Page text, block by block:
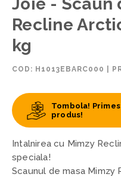
Recline
kg
COD: H1013EBARC000
Tombola!
produs!
Intalnirea cu Mimzy
speciala!
Scaunul de masa